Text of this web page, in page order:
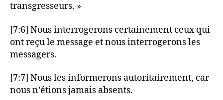
transgresseurs. »
[7:6] Nous interrogerons certainement ceux qui
ont reçu le message et nous interrogerons les
messagers.
[7:7] Nous les informerons autoritairement, car
nous n’étions jamais absents.